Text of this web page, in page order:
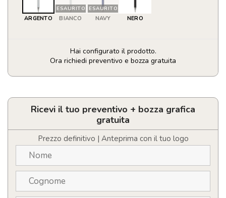
ARGENTO
ESAURITO
BIANCO
ESAURITO
NAVY NERO
Hai configurato il prodotto.
Ora richiedi preventivo e bozza gratuita
Penna
Alluminio
Riciclato
quantità
Ricevi il tuo preventivo + bozza grafica
gratuita
Prezzo definitivo | Anteprima con il tuo logo